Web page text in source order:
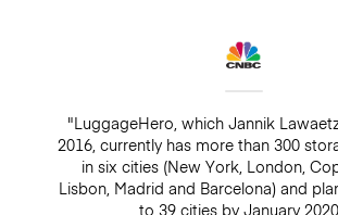
"LuggageHero, which Jannik
2016, currently has more than 300
in six cities (New York, London,
Lisbon, Madrid and Barcelona) and
to 39 cities by January